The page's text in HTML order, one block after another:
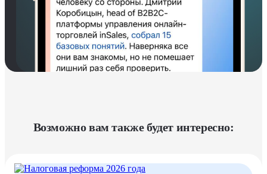
Возможно вам также будет интересно: